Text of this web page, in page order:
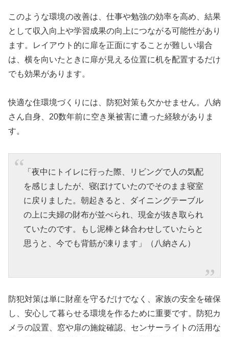
このような環境の改善は、仕事や勉強の効率を高め、結果
として収入向上や学習成果の向上につながる可能性があり
ます。レイアウト的に扉を正面にすることが難しい場合
は、横を向いたときに扉が見える位置に机を配置するだけ
でも効果があります。
快適な住環境づくりには、防犯対策も欠かせません。八納
さん自身、20数年前に空き巣被害に遭った経験がありま
す。
「夜中にトイレに行った際、リビングで人の気配
を感じましたが、寝ぼけていたのでそのまま寝室
に戻りました。朝起きると、ダイニングテーブル
の上に夫婦の財布が並べられ、現金が抜き取られ
ていたのです。もし泥棒と鉢合わせしていたらと
思うと、今でも背筋が凍ります」（八納さん）
防犯対策は単に財産を守るだけでなく、家族の安全を確保
し、安心して暮らせる環境を作るために重要です。防犯カ
メラの設置、窓や扉の施錠確認、センサーライトの活用な